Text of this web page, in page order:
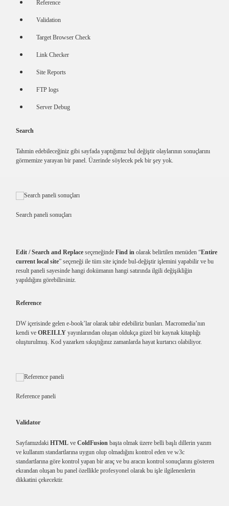
Reference
Validation
Target Browser Check
Link Checker
Site Reports
FTP logs
Server Debug
Search
Tahmin edebileceğiniz gibi sayfada yaptığımız bul değiştir olaylarının sonuçlarını
görmemize yarayan bir panel. Üzerinde söylecek pek bir şey yok.
Search paneli sonuçları
Edit / Search and Replace seçeneğinde Find in olarak belirtilen menüden “Entire
current local site” seçeneği ile tüm site içinde bul-değiştir işlemini yapabilir ve bu
result paneli sayesinde hangi dokümanın hangi satırında ilgili değişikliğin
yapıldığını görebilirsiniz.
Reference
DW içerisinde gelen e-book’lar olarak tabir edebiliriz bunları. Macromedia’nın
kendi ve OREILLY yayınlarından oluşan oldukça güzel bir kaynak kitaplığı
oluşturulmuş. Kod yazarken sıkıştığınız zamanlarda hayat kurtarıcı olabiliyor.
Reference paneli
Validator
Sayfamızdaki HTML ve ColdFusion başta olmak üzere belli başlı dillerin yazım
ve kullanım standartlarına uygun olup olmadığını kontrol eden ve w3c
standartlarına göre kontrol yapan bir araç ve bu aracın kontrol sonuçlarını gösteren
ekrandan oluşan bu panel özellikle profesyonel olarak bu işle ilgilenenlerin
dikkatini çekecektir.